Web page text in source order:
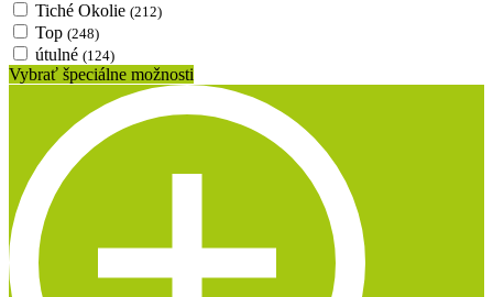
Tiché Okolie (212)
Top (248)
útulné (124)
Vybrať špeciálne možnosti